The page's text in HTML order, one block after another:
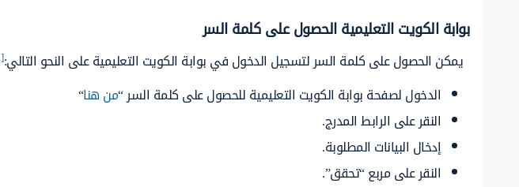
بوابة الكويت التعليمية الحصول على كلمة السر
يمكن الحصول على كلمة السر لتسجيل الدخول في بوابة الكويت التعليمية على النحو التالي:[1]
الدخول لصفحة بوابة الكويت التعليمية للحصول على كلمة السر “من هنا“
النقر على الرابط المدرج.
إدخال البيانات المطلوبة.
النقر على مربع “تحقق”.